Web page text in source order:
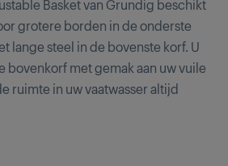
Basket van Grundig beschikt
grotere borden in de onderste
lange steel in de bovenste korf. U
bovenkorf met gemak aan uw vuile
ruimte in uw vaatwasser altijd